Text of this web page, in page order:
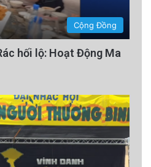
Cộng Đồng
hối lộ: Hoạt Động Ma